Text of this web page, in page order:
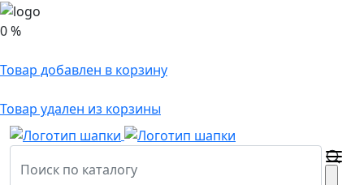
0 %
Товар добавлен в корзину
Товар удален из корзины